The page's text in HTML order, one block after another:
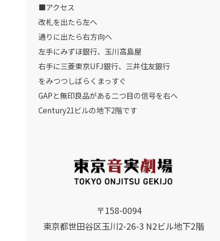
〒158-0094
東京都世田谷区玉川2-26-3 N2ビル地下2階
■アクセス
改札を出たら左へ
通りに出たら右方向へ
左手にみずほ銀行、玉川高島屋
右手に三菱東京UFJ銀行、三井住友銀行
をみつつしばらくまっすぐ
GAPと無印良品がある二つ目の信号を右へ
Century21ビルの地下2階です